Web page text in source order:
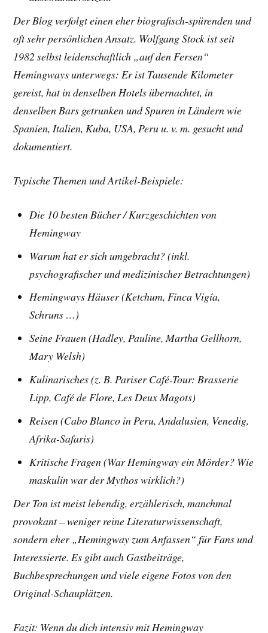
Der Blog verfolgt einen eher biografisch-spürenden und
oft sehr persönlichen Ansatz. Wolfgang Stock ist seit
1982 selbst leidenschaftlich „auf den Fersen“
Hemingways unterwegs: Er ist Tausende Kilometer
gereist, hat in denselben Hotels übernachtet, in
denselben Bars getrunken und Spuren in Ländern wie
Spanien, Italien, Kuba, USA, Peru u. v. m. gesucht und
dokumentiert.
Typische Themen und Artikel-Beispiele:
Die 10 besten Bücher /Kurzgeschichten von
Hemingway
Warum hat er sich umgebracht? (inkl.
psychografischer und medizinischer Betrachtungen)
Hemingways Häuser (Ketchum, Finca Vigía,
Schruns …)
Seine Frauen (Hadley, Pauline, Martha Gellhorn,
Mary Welsh)
Kulinarisches (z. B. Pariser Café-Tour: Brasserie
Lipp, Café de Flore, Les Deux Magots)
Reisen (Cabo Blanco in Peru, Andalusien, Venedig,
Afrika-Safaris)
Kritische Fragen (War Hemingway ein Mörder? Wie
maskulin war der Mythos wirklich?)
Der Ton ist meist lebendig, erzählerisch, manchmal
provokant – weniger reine Literaturwissenschaft,
sondern eher „Hemingway zum Anfassen“ für Fans und
Interessierte. Es gibt auch Gastbeiträge,
Buchbesprechungen und viele eigene Fotos von den
Original-Schauplätzen.
Fazit: Wenn du dich intensiv mit Hemingway